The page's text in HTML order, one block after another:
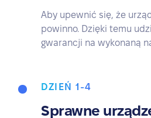
Aby upewnić się, że
powinno. Dzięki temu
gwarancji na wykonaną
DZIEŃ 1-4
Sprawne